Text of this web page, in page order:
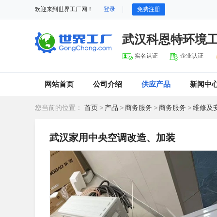
欢迎来到世界工厂网！ 登录 免费注册
武汉科恩特环境
实名认证 企业认证
网站首页 公司介绍 供应产品 新闻中
您当前的位置： 首页 > 产品 >商务服务 >商务服务 >维修及
武汉家用中央空调改造、加装